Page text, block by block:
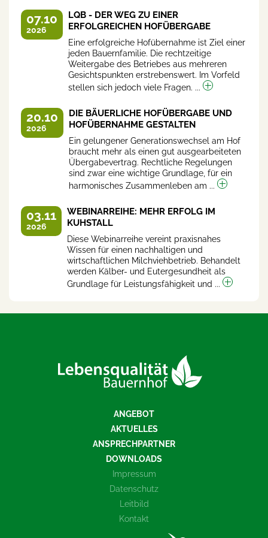
07.10
2026
LQB - DER WEG ZU EINER
ERFOLGREICHEN HOFÜBERGABE
Eine erfolgreiche Hofübernahme ist Ziel einer
jeden Bauernfamilie. Die rechtzeitige
Weitergabe des Betriebes aus mehreren
Gesichtspunkten erstrebenswert. Im Vorfeld
stellen sich jedoch viele Fragen. ...
20.10
2026
DIE BÄUERLICHE HOFÜBERGABE UND
HOFÜBERNAHME GESTALTEN
Ein gelungener Generationswechsel am Hof
braucht mehr als einen gut ausgearbeiteten
Übergabevertrag. Rechtliche Regelungen
sind zwar eine wichtige Grundlage, für ein
harmonisches Zusammenleben am ...
03.11
2026
WEBINARREIHE: MEHR ERFOLG IM
KUHSTALL
Diese Webinarreihe vereint praxisnahes
Wissen für einen nachhaltigen und
wirtschaftlichen Milchviehbetrieb. Behandelt
werden Kälber- und Eutergesundheit als
Grundlage für Leistungsfähigkeit und ...
ANGEBOT
AKTUELLES
ANSPRECHPARTNER
DOWNLOADS
Impressum
Datenschutz
Leitbild
Kontakt